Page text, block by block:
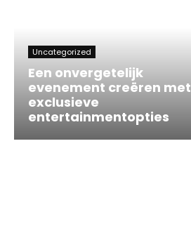
Uncategorized
Een onvergetelijk
evenement creëren met
exclusieve
entertainmentopties